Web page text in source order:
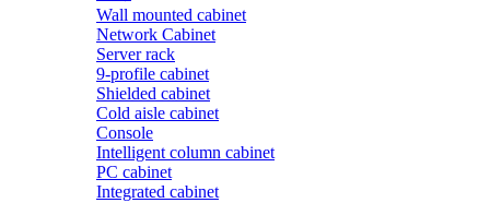
Wall mounted cabinet
Network Cabinet
Server rack
9-profile cabinet
Shielded cabinet
Cold aisle cabinet
Console
Intelligent column cabinet
PC cabinet
Integrated cabinet